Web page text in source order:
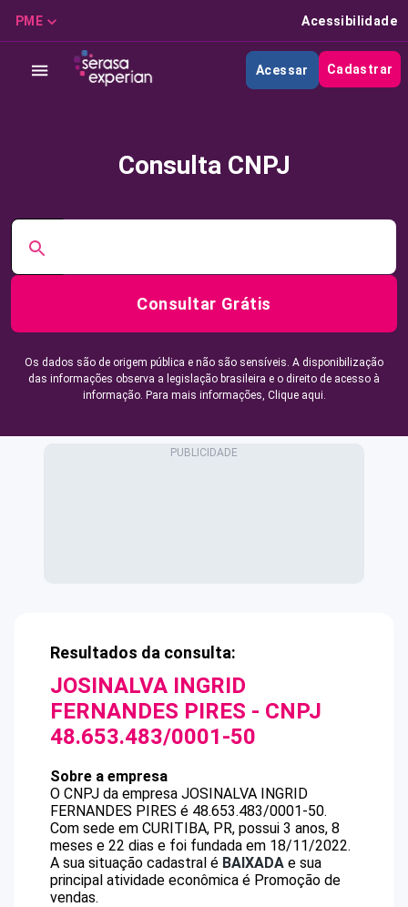
PME Acessibilidade
Acessar Cadastrar
Consulta CNPJ
Consultar Grátis
Os dados são de origem pública e não são sensíveis. A disponibilização
das informações observa a legislação brasileira e o direito de acesso à
informação. Para mais informações, Clique aqui.
Resultados da consulta:
JOSINALVA INGRID
FERNANDES PIRES - CNPJ
48.653.483/0001-50
Sobre a empresa
O CNPJ da empresa JOSINALVA INGRID
FERNANDES PIRES é 48.653.483/0001-50.
Com sede em CURITIBA, PR, possui 3 anos, 8
meses e 22 dias e foi fundada em 18/11/2022.
A sua situação cadastral é BAIXADA e sua
principal atividade econômica é Promoção de
vendas.